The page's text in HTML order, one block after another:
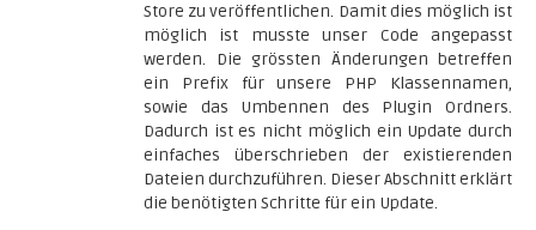
Store zu veröffentlichen. Damit dies möglich ist
möglich ist musste unser Code angepasst
werden. Die grössten Änderungen betreffen
ein Prefix für unsere PHP Klassennamen,
sowie das Umbennen des Plugin Ordners.
Dadurch ist es nicht möglich ein Update durch
einfaches überschrieben der existierenden
Dateien durchzuführen. Dieser Abschnitt erklärt
die benötigten Schritte für ein Update.